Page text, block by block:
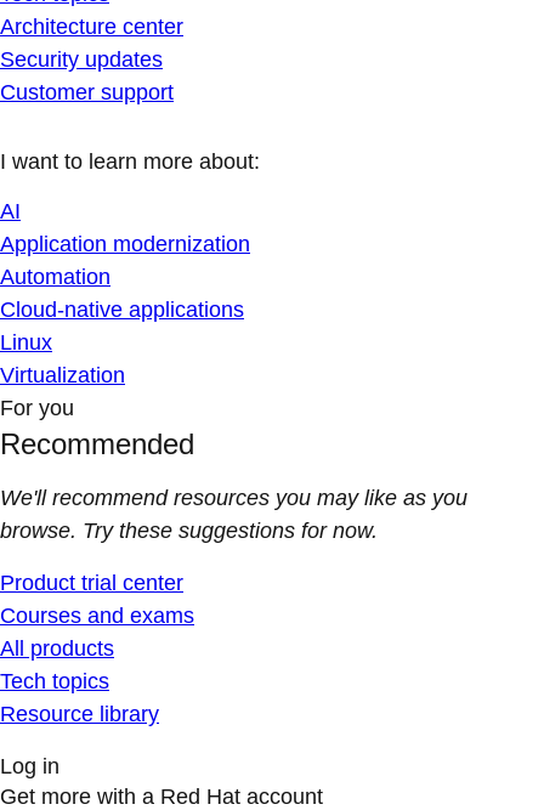
Architecture center
Security updates
Customer support
I want to learn more about:
AI
Application modernization
Automation
Cloud-native applications
Linux
Virtualization
For you
Recommended
We'll recommend resources you may like as you
browse. Try these suggestions for now.
Product trial center
Courses and exams
All products
Tech topics
Resource library
Log in
Get more with a Red Hat account